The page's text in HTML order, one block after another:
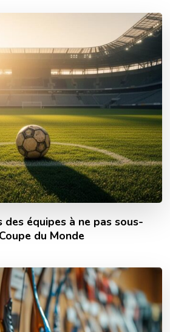
des équipes à ne pas sous-
du Monde